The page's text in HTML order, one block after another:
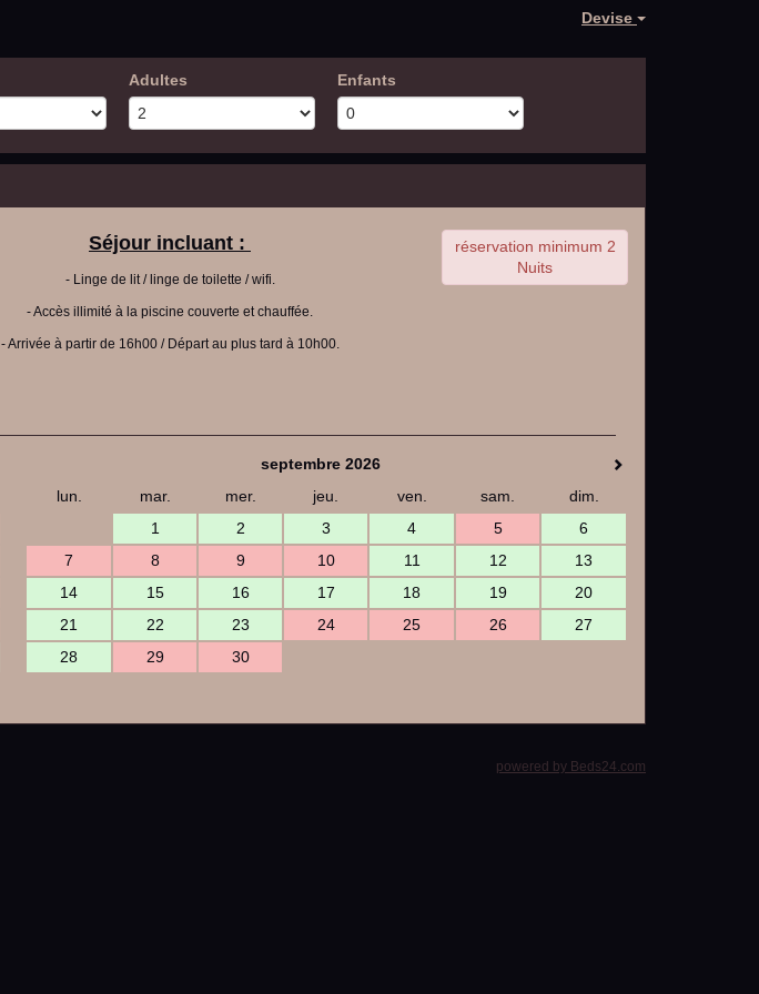
Devise
Adultes Enfants
Séjour incluant :
- Linge de lit / linge de toilette / wifi.
- Accès illimité à la piscine couverte et chauffée.
- Arrivée à partir de 16h00 / Départ au plus tard à 10h00.
réservation minimum 2
Nuits
septembre 2026
lun.
mar. mer. jeu. ven. sam.
dim.
1
2 3 4 5
6
7
8 9 10 11 12
13
14
15 16 17 18 19
20
21
22 23 24 25 26
27
28
29 30
powered by Beds24.com